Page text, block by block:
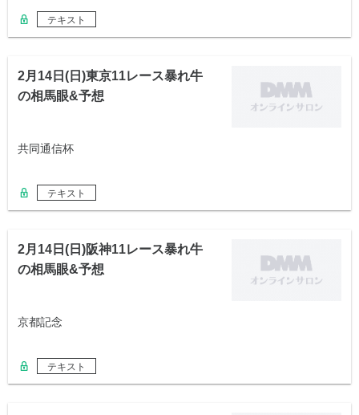
テキスト
2月14日(日)東京11レース暴れ牛
の相馬眼&予想
共同通信杯
テキスト
2月14日(日)阪神11レース暴れ牛
の相馬眼&予想
京都記念
テキスト